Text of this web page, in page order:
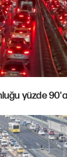
yüzde